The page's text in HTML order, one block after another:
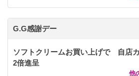
G.G感謝デー
ソフトクリームお買い上げで 自店
2倍進呈
他